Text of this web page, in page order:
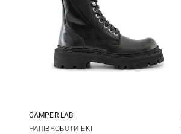
41 42
CAMPER LAB
НАПІВЧОБОТИ EKI